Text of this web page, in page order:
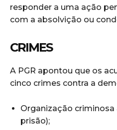
responder a uma ação
com a absolvição ou
CRIMES
A PGR apontou que os
cinco crimes contra a
Organização
prisão);